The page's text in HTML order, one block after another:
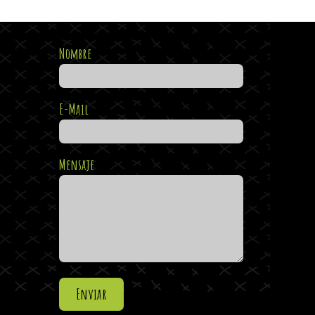
Nombre
E-Mail
Mensaje